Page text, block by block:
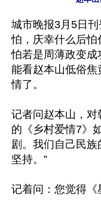
城市晚报3月5日
怕，庆幸什么后
怕若是周薄政变成
能看赵本山低俗焦
情了。
记者问赵本山，对
的《乡村爱情7》
剧。我们自己民
坚持。”
记着问：您觉得《